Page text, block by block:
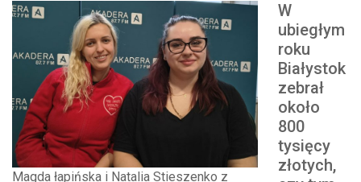
Magda łapińska i Natalia Stieszenko z
W
ubiegłym
roku
Białystok
zebrał
około
800
tysięcy
złotych,